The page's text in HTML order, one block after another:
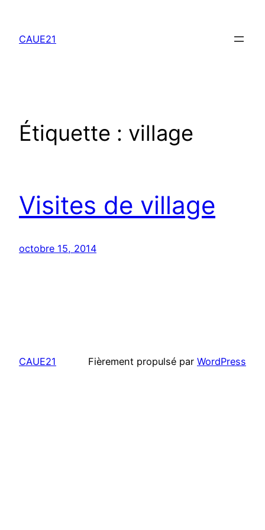
contenu
CAUE21
Étiquette : village
Visites de village
octobre 15, 2014
CAUE21 Fièrement propulsé par WordPress